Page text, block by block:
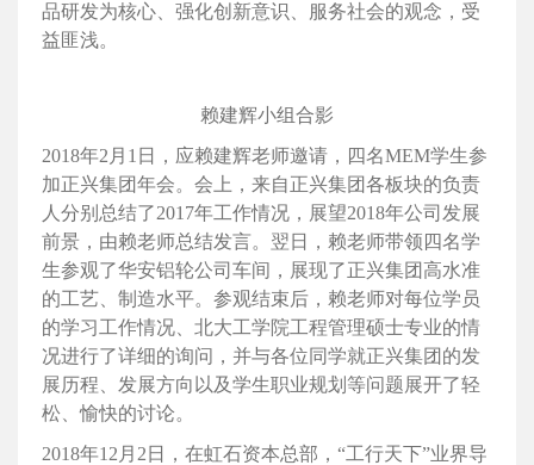
品研发为核心、强化创新意识、服务社会的观念，受
益匪浅。
赖建辉小组合影
2018年2月1日，应赖建辉老师邀请，四名MEM学生参
加正兴集团年会。会上，来自正兴集团各板块的负责
人分别总结了2017年工作情况，展望2018年公司发展
前景，由赖老师总结发言。翌日，赖老师带领四名学
生参观了华安铝轮公司车间，展现了正兴集团高水准
的工艺、制造水平。参观结束后，赖老师对每位学员
的学习工作情况、北大工学院工程管理硕士专业的情
况进行了详细的询问，并与各位同学就正兴集团的发
展历程、发展方向以及学生职业规划等问题展开了轻
松、愉快的讨论。
2018年12月2日，在虹石资本总部，“工行天下”业界导